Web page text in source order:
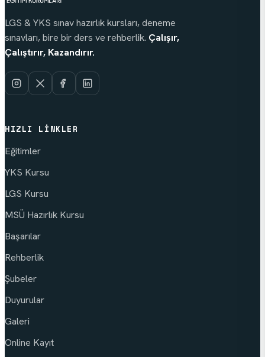
LGS & YKS sınav hazırlık kursları, deneme
sınavları, bire bir ders ve rehberlik. Çalışır,
Çalıştırır, Kazandırır.
HIZLI LINKLER
Eğitimler
YKS Kursu
LGS Kursu
MSÜ Hazırlık Kursu
Başarılar
Rehberlik
Şubeler
Duyurular
Galeri
Online Kayıt